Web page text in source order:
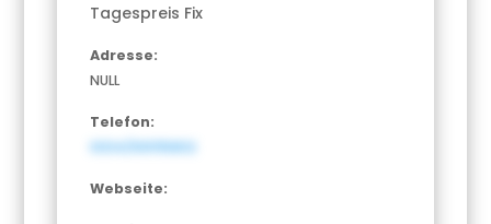
Tagespreis Fix
Adresse:
NULL
Telefon:
0034/691115802
Webseite: